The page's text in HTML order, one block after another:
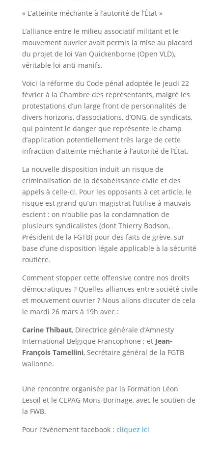
« L’atteinte méchante à l’autorité de l’État »
L’alliance entre le milieu associatif militant et le
mouvement ouvrier avait permis la mise au placard
du projet de loi Van Quickenborne (Open VLD),
véritable loi anti-manifs.
Voici la réforme du Code pénal adoptée le jeudi 22
février à la Chambre des représentants, malgré les
protestations d’un large front de personnalités de
divers horizons, d’associations, d’ONG, de syndicats,
qui pointent le danger que représente le champ
d’application potentiellement très large de cette
infraction d’atteinte méchante à l’autorité de l’État.
La nouvelle disposition induit un risque de
criminalisation de la désobéissance civile et des
appels à celle-ci. Pour les opposants à cet article, le
risque est grand qu’un magistrat l’utilise à mauvais
escient : on n’oublie pas la condamnation de
plusieurs syndicalistes (dont Thierry Bodson,
Président de la FGTB) pour des faits de grève, sur
base d’une disposition légale applicable à la sécurité
routière.
Comment stopper cette offensive contre nos droits
démocratiques ? Quelles alliances entre société civile
et mouvement ouvrier ? Nous allons discuter de cela
le mardi 26 mars à 19h avec :
Carine Thibaut, Directrice générale d’Amnesty
International Belgique Francophone ; et Jean-
François Tamellini, Secrétaire général de la FGTB
wallonne.
Une rencontre organisée par la Formation Léon
Lesoil et le CEPAG Mons-Borinage, avec le soutien de
la FWB.
Pour l’événement facebook : cliquez ici